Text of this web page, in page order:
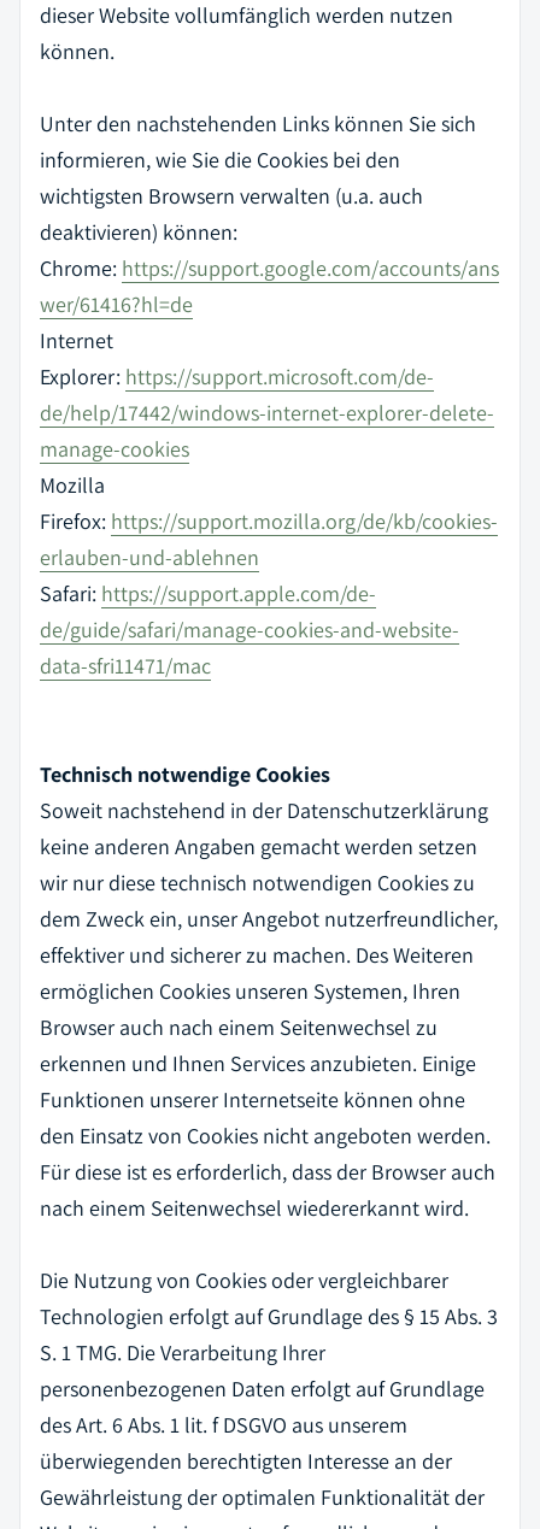
dieser Website vollumfänglich werden nutzen
können.
Unter den nachstehenden Links können Sie sich
informieren, wie Sie die Cookies bei den
wichtigsten Browsern verwalten (u.a. auch
deaktivieren) können:
Chrome: https://support.google.com/accounts/ans
wer/61416?hl=de
Internet
Explorer: https://support.microsoft.com/de-
de/help/17442/windows-internet-explorer-delete-
manage-cookies
Mozilla
Firefox: https://support.mozilla.org/de/kb/cookies-
erlauben-und-ablehnen
Safari: https://support.apple.com/de-
de/guide/safari/manage-cookies-and-website-
data-sfri11471/mac
Technisch notwendige Cookies
Soweit nachstehend in der Datenschutzerklärung
keine anderen Angaben gemacht werden setzen
wir nur diese technisch notwendigen Cookies zu
dem Zweck ein, unser Angebot nutzerfreundlicher,
effektiver und sicherer zu machen. Des Weiteren
ermöglichen Cookies unseren Systemen, Ihren
Browser auch nach einem Seitenwechsel zu
erkennen und Ihnen Services anzubieten. Einige
Funktionen unserer Internetseite können ohne
den Einsatz von Cookies nicht angeboten werden.
Für diese ist es erforderlich, dass der Browser auch
nach einem Seitenwechsel wiedererkannt wird.
Die Nutzung von Cookies oder vergleichbarer
Technologien erfolgt auf Grundlage des § 15 Abs. 3
S. 1 TMG. Die Verarbeitung Ihrer
personenbezogenen Daten erfolgt auf Grundlage
des Art. 6 Abs. 1 lit. f DSGVO aus unserem
überwiegenden berechtigten Interesse an der
Gewährleistung der optimalen Funktionalität der